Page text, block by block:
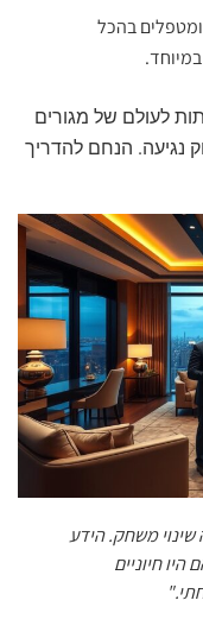
בהכל
לעולם של מגורים
נגיעה. הנחם להדריך
שינוי משחק. הידע
חיוניים